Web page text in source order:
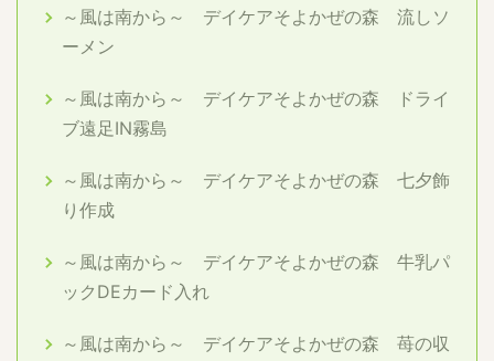
～風は南から～ デイケアそよかぜの森 流しソ
ーメン
～風は南から～ デイケアそよかぜの森 ドライ
ブ遠足IN霧島
～風は南から～ デイケアそよかぜの森 七夕飾
り作成
～風は南から～ デイケアそよかぜの森 牛乳パ
ックDEカード入れ
～風は南から～ デイケアそよかぜの森 苺の収